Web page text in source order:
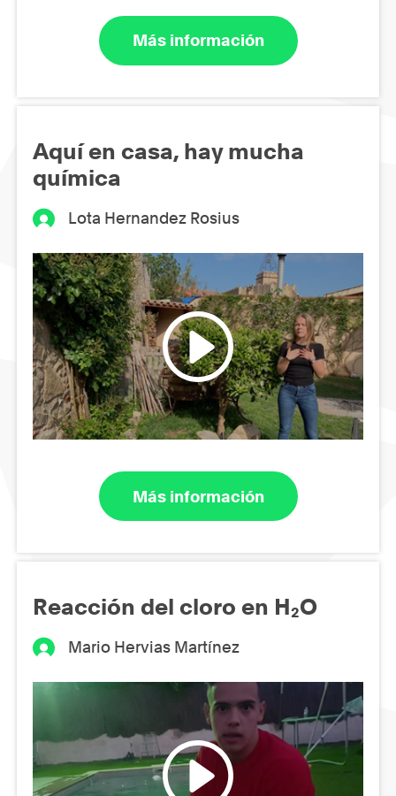
Más información
Aquí en casa, hay mucha
química
Lota Hernandez Rosius
Más información
Reacción del cloro en H₂O
Mario Hervias Martínez